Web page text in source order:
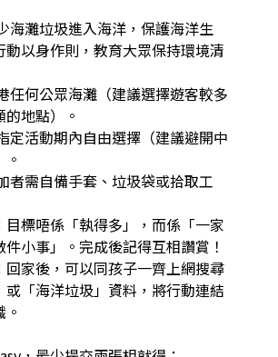
灘垃圾進入海洋，保護海洋生
動以身作則，教育大眾保持環境清
何公眾海灘（建議選擇遊客較多
地點）。
活動期內自由選擇（建議避開中
需自備手套、垃圾袋或拾取工
標唔係「執得多」，而係「一家
件小事」。完成後記得互相讚賞！
家後，可以同孩子一齊上網搜尋
或「海洋垃圾」資料，將行動連結